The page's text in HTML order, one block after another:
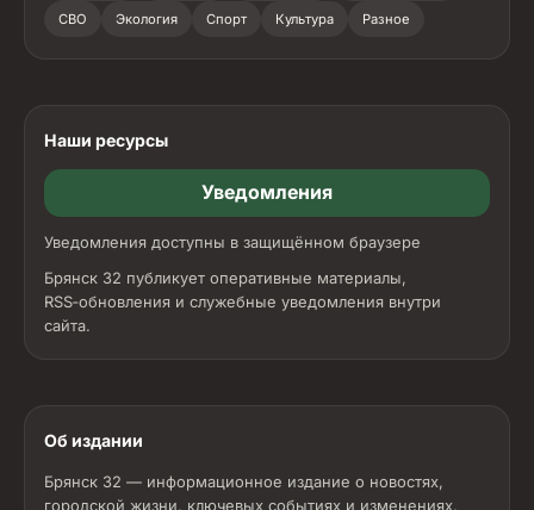
СВО Экология Спорт Культура Разное
Наши ресурсы
Уведомления
Уведомления доступны в защищённом браузере
Брянск 32 публикует оперативные материалы,
RSS‑обновления и служебные уведомления внутри
сайта.
Об издании
Брянск 32 — информационное издание о новостях,
городской жизни, ключевых событиях и изменениях,